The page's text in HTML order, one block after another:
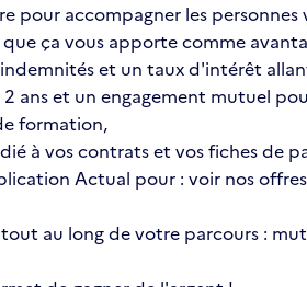
pour accompagner les
ça vous apporte comme
et un taux d'intérêt
ans et un engagement mutuel
formation,
à vos contrats et vos fiches de
Actual pour : voir nos
au long de votre parcours :